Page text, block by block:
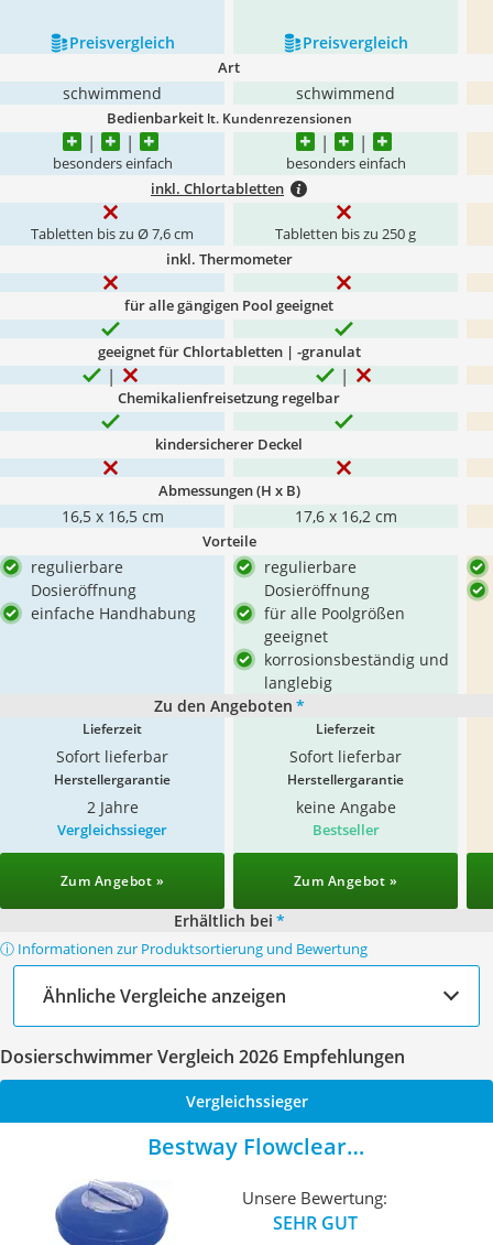
Preis­vergleich Preis­vergleich
Art
schwimmend schwimmend
Bedienbarkeit lt. Kundenrezensionen
besonders einfach besonders einfach
inkl. Chlortabletten
Tabletten bis zu Ø 7,6 cm Tabletten bis zu 250 g
inkl. Thermometer
für alle gängigen Pool geeignet
geeignet für Chlortabletten | -granulat
Chemikalienfreisetzung regelbar
kindersicherer Deckel
Abmessungen (H x B)
16,5 x 16,5 cm ‎17,6 x 16,2 cm
Vorteile
regulierbare
Dosieröffnung
einfache Handhabung
regulierbare
Dosieröffnung
für alle Poolgrößen
geeignet
korrosionsbeständig und
langlebig
Zu den Angeboten *
Lieferzeit
Sofort lieferbar
Lieferzeit
Sofort lieferbar
Herstellergarantie
2 Jahre
Herstellergarantie
keine Angabe
Vergleichssieger
Zum Angebot »
Bestseller
Zum Angebot »
Erhältlich bei *
ⓘ Informationen zur Produktsortierung und Bewertung
Ähnliche Vergleiche anzeigen
Dosierschwimmer Vergleich 2026 Empfehlungen
Vergleichssieger
Bestway Flowclear
Dosier-/Chemikalienschwimmer
Unsere Bewertung:
SEHR GUT